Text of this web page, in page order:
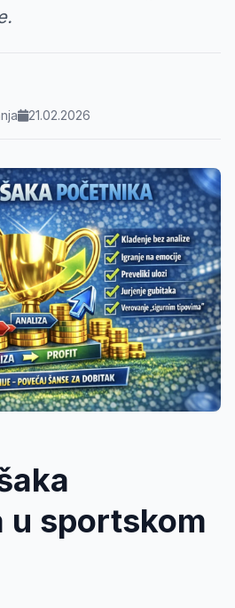
21.02.2026
u sportskom